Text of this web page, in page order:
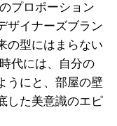
プロポーション
ザイナーズブラン
の型にはまらない
代には、自分の
うにと、部屋の壁
した美意識のエピ